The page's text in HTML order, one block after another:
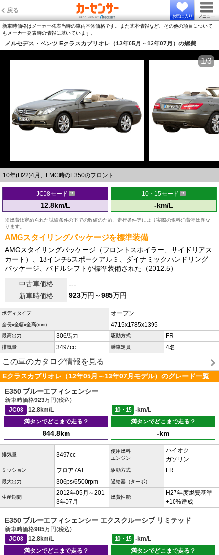
戻る
お気に入り メニュー
新車時価格はメーカー発表当時の車両本体価格です。また基本情報など、その他の項目について
もメーカー発表時の情報に基いています。
メルセデス・ベンツ Eクラスカブリオレ（12年05月～13年07月）の燃費
10年(H22)4月、FMC時のE350のフロント
1/3
JC08モード
12.8km/L
10・15モード
-km/L
※燃費は定められた試験条件の下での数値のため、走行条件等により実際の燃料消費率は異な
ります。
AMGスタイリングパッケージを標準装備
AMGスタイリングパッケージ（フロントスポイラー、サイドリアス
カート）、18インチ5スポークアルミ、ダイナミックハンドリング
パッケージ、パドルシフトが標準装備された（2012.5）
中古車価格
---
新車時価格
923万円～985万円
ボディタイプ オープン
全長x全幅x全高(mm) 4715x1785x1395
最高出力 306馬力 駆動方式 FR
排気量 3497cc 乗車定員 4名
この車のカタログ情報を見る
Eクラスカブリオレ（12年05月～13年07月モデル）のグレード一覧
E350 ブルーエフィシェンシー
新車時価格923万円(税込)
JC08
12.8km/L 10・15
-km/L
満タンでどこまで走る？
844.8km
満タンでどこまで走る？
-km
排気量 3497cc
使用燃料
エンジン
ハイオク
ガソリン
ミッション フロア7AT 駆動方式 FR
最大出力 306ps/6500rpm 過給器（ターボ） -
生産期間
2012年05月～201
3年07月
燃費性能
H27年度燃費基準
+10%達成
E350 ブルーエフィシェンシー エクスクルーシブ リミテッド
新車時価格985万円(税込)
JC08
12.8km/L 10・15
-km/L
満タンでどこまで走る？
満タンでどこまで走る？